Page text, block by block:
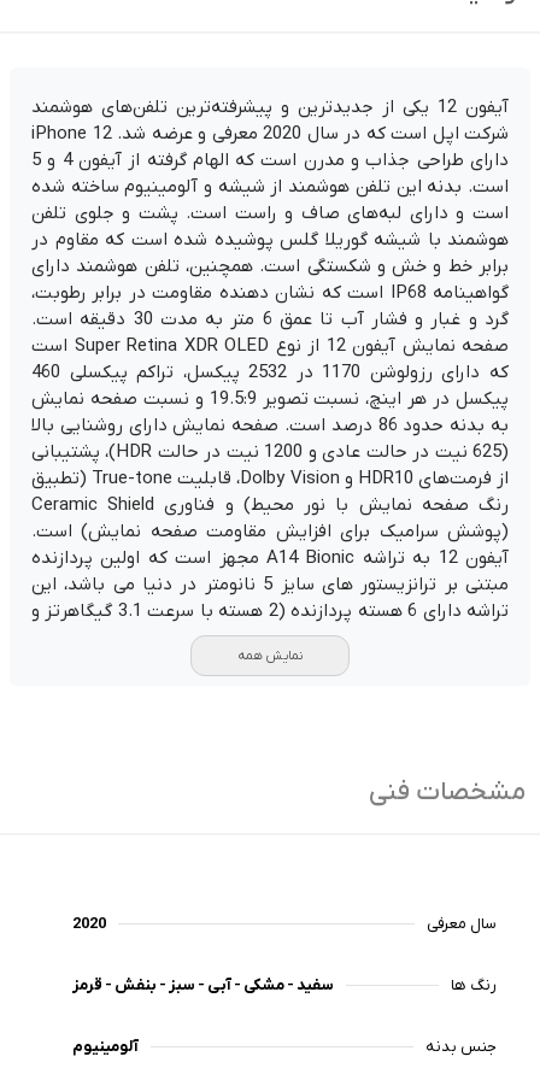
آیفون 12 یکی از جدیدترین و پیشرفته‌ترین تلفن‌های هوشمند
شرکت اپل است که در سال 2020 معرفی و عرضه شد. iPhone 12
دارای طراحی جذاب و مدرن است که الهام گرفته از آیفون 4 و 5
است. بدنه این تلفن هوشمند از شیشه و آلومینیوم ساخته شده
است و دارای لبه‌های صاف و راست است. پشت و جلوی تلفن
هوشمند با شیشه گوریلا گلس پوشیده شده است که مقاوم در
برابر خط و خش و شکستگی است. همچنین، تلفن هوشمند دارای
گواهینامه IP68 است که نشان دهنده مقاومت در برابر رطوبت،
گرد و غبار و فشار آب تا عمق 6 متر به مدت 30 دقیقه است.
صفحه نمایش آیفون 12 از نوع Super Retina XDR OLED است
که دارای رزولوشن 1170 در 2532 پیکسل، تراکم پیکسلی 460
پیکسل در هر اینچ، نسبت تصویر 19.5:9 و نسبت صفحه نمایش
به بدنه حدود 86 درصد است. صفحه نمایش دارای روشنایی بالا
(625 نیت در حالت عادی و 1200 نیت در حالت HDR)، پشتیبانی
از فرمت‌های HDR10 و Dolby Vision، قابلیت True-tone (تطبیق
رنگ صفحه نمایش با نور محیط) و فناوری Ceramic Shield
(پوشش سرامیک برای افزایش مقاومت صفحه نمایش) است.
آیفون 12 به تراشه A14 Bionic مجهز است که اولین پردازنده
مبتنی بر ترانزیستور های سایز 5 نانومتر در دنیا می باشد، این
تراشه دارای 6 هسته پردازنده (2 هسته با سرعت 3.1 گیگاهرتز و
4 هسته با سرعت 1.8 گیگاهرتز) و 4 هسته پردازنده گرافیکی
است. این تراشه قادر به انجام 11 تریلیون عملیات در ثانیه بوده
است. دوربین اصلی (Wide) دارای لنز 26 میلی‌متری، فوکوس
نمایش همه
مشخصات فنی
سال معرفی 2020
رنگ‌ ها سفید - مشکی - آبی - سبز - بنفش - قرمز
جنس بدنه آلومینیوم